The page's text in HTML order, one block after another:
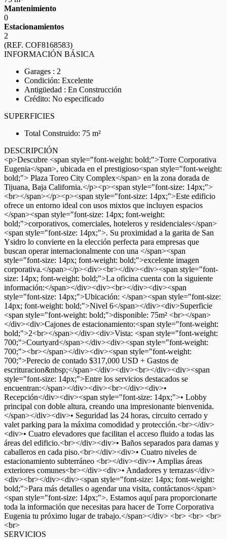
Mantenimiento
0
Estacionamientos
2
(REF. COF8168583)
INFORMACIÓN BÁSICA
Garages : 2
Condición: Excelente
Antigüedad : En Construcción
Crédito: No especificado
SUPERFICIES
Total Construido: 75 m²
DESCRIPCIÓN
<p>Descubre <span style="font-weight: bold;">Torre Corporativa
Eugenia</span>, ubicada en el prestigioso<span style="font-weight:
bold;"> Plaza Toreo City Complex</span> en la zona dorada de
Tijuana, Baja California.</p><p><span style="font-size: 14px;">
<br></span></p><p><span style="font-size: 14px;">Este edificio
ofrece un entorno ideal con usos mixtos que incluyen espacios
</span><span style="font-size: 14px; font-weight:
bold;">corporativos, comerciales, hoteleros y residenciales</span>
<span style="font-size: 14px;">. Su proximidad a la garita de San
Ysidro lo convierte en la elección perfecta para empresas que
buscan operar internacionalmente con una </span><span
style="font-size: 14px; font-weight: bold;">excelente imagen
corporativa.</span></p><div><br></div><div><span style="font-
size: 14px; font-weight: bold;">La oficina cuenta con la siguiente
información:</span></div><div><br></div><div><span
style="font-size: 14px;">Ubicación: </span><span style="font-size:
14px; font-weight: bold;">Nivel 6</span></div><div>Superficie
<span style="font-weight: bold;">disponible: 75m² <br></span>
</div><div>Cajones de estacionamiento:<span style="font-weight:
bold;">2<br></span></div><div>Vista: <span style="font-weight:
700;">Courtyard</span></div><div><span style="font-weight:
700;"><br></span></div><div><span style="font-weight:
700;">Perecio de contado $317,000 USD + Gastos de
escrituracion&nbsp;</span></div><div><br></div><div><span
style="font-size: 14px;">Entre los servicios destacados se
encuentran:</span></div><div><br></div><div>•
Recepción</div><div><span style="font-size: 14px;">• Lobby
principal con doble altura, creando una impresionante bienvenida.
</span></div><div>• Seguridad las 24 horas, circuito cerrado y
valet parking para la máxima comodidad y protección.<br></div>
<div>• Cuatro elevadores que facilitan el acceso fluido a todas las
áreas del edificio.<br></div><div>• Baños separados para damas y
caballeros en cada piso.<br></div><div>• Cuatro niveles de
estacionamiento subterráneo <br></div><div>• Amplias áreas
exteriores comunes<br></div><div>• Andadores y terrazas</div>
<div><br></div><div><span style="font-size: 14px; font-weight:
bold;">Para más detalles o agendar una visita, contáctanos</span>
<span style="font-size: 14px;">. Estamos aquí para proporcionarte
toda la información que necesitas para hacer de Torre Corporativa
Eugenia tu próximo lugar de trabajo.</span></div> <br> <br> <br>
<br>
SERVICIOS